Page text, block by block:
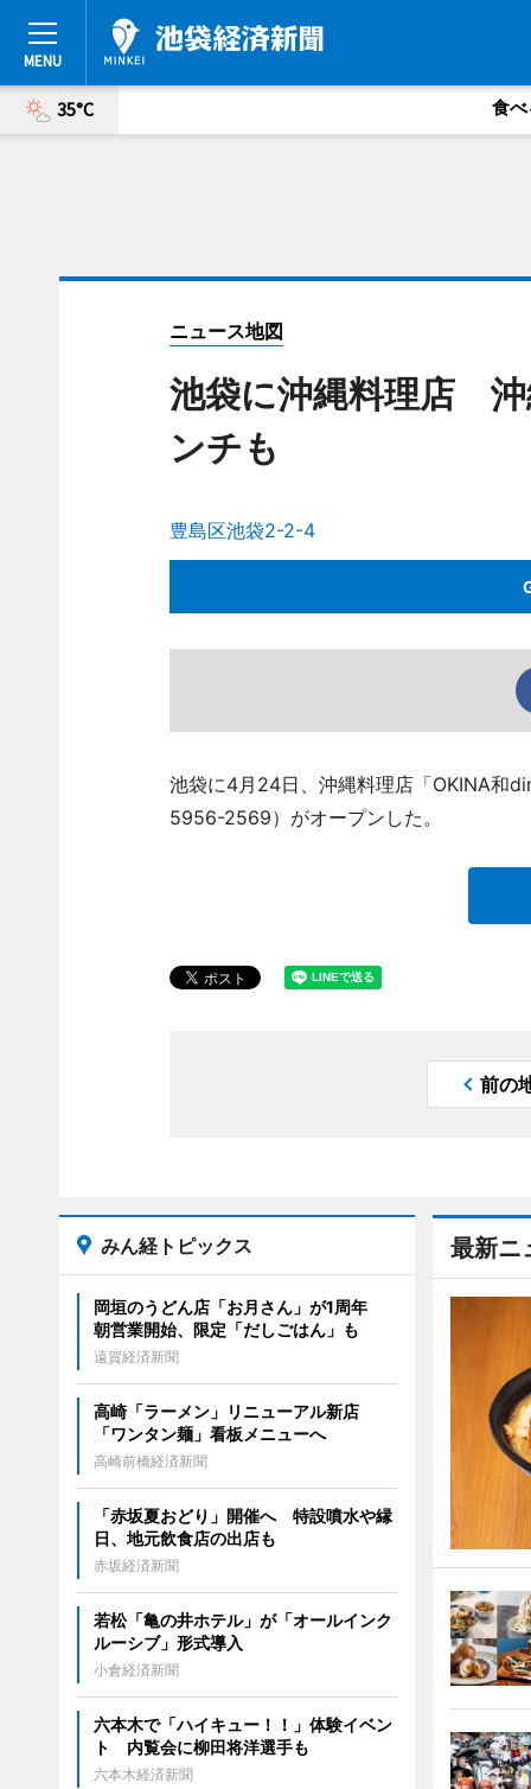
35°C 食べ
ニュース地図
池袋に沖縄料理店 沖
ンチも
豊島区池袋2-2-4
池袋に4月24日、沖縄料理店「OKINA和
5956-2569）がオープンした。
前の
最新ニ
みん経トピックス
岡垣のうどん店「お月さん」が1周年
朝営業開始、限定「だしごはん」も
遠賀経済新聞
高崎「ラーメン」リニューアル新店
「ワンタン麺」看板メニューへ
高崎前橋経済新聞
「赤坂夏おどり」開催へ 特設噴水や縁
日、地元飲食店の出店も
赤坂経済新聞
若松「亀の井ホテル」が「オールインク
ルーシブ」形式導入
小倉経済新聞
六本木で「ハイキュー！！」体験イベン
ト 内覧会に柳田将洋選手も
六本木経済新聞